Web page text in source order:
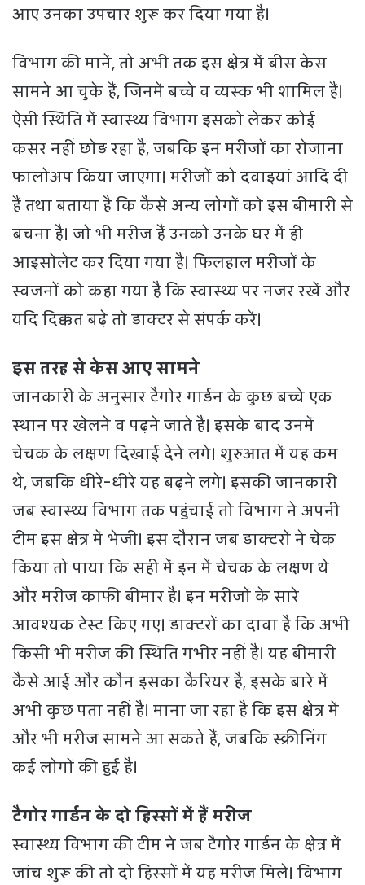
आए उनका उपचार शुरू कर दिया गया है।
विभाग की मानें, तो अभी तक इस क्षेत्र में बीस केस
सामने आ चुके हैं, जिनमें बच्चे व व्यस्क भी शामिल हैं।
ऐसी स्थिति में स्वास्थ्य विभाग इसको लेकर कोई
कसर नहीं छोड़ रहा है, जबकि इन मरीजों का रोजाना
फालोअप किया जाएगा। मरीजों को दवाइयां आदि दी
हैं तथा बताया है कि कैसे अन्य लोगों को इस बीमारी से
बचना है। जो भी मरीज हैं उनको उनके घर में ही
आइसोलेट कर दिया गया है। फिलहाल मरीजों के
स्वजनों को कहा गया है कि स्वास्थ्य पर नजर रखें और
यदि दिक्कत बढ़े तो डाक्टर से संपर्क करें।
इस तरह से केस आए सामने
जानकारी के अनुसार टैगोर गार्डन के कुछ बच्चे एक
स्थान पर खेलने व पढ़ने जाते हैं। इसके बाद उनमें
चेचक के लक्षण दिखाई देने लगे। शुरुआत में यह कम
थे, जबकि धीरे-धीरे यह बढ़ने लगे। इसकी जानकारी
जब स्वास्थ्य विभाग तक पहुंचाई तो विभाग ने अपनी
टीम इस क्षेत्र में भेजी। इस दौरान जब डाक्टरों ने चेक
किया तो पाया कि सही में इन में चेचक के लक्षण थे
और मरीज काफी बीमार हैं। इन मरीजों के सारे
आवश्यक टेस्ट किए गए। डाक्टरों का दावा है कि अभी
किसी भी मरीज की स्थिति गंभीर नहीं है। यह बीमारी
कैसे आई और कौन इसका कैरियर है, इसके बारे में
अभी कुछ पता नहीं है। माना जा रहा है कि इस क्षेत्र में
और भी मरीज सामने आ सकते हैं, जबकि स्क्रीनिंग
कई लोगों की हुई है।
टैगोर गार्डन के दो हिस्सों में हैं मरीज
स्वास्थ्य विभाग की टीम ने जब टैगोर गार्डन के क्षेत्र में
जांच शुरू की तो दो हिस्सों में यह मरीज मिले। विभाग